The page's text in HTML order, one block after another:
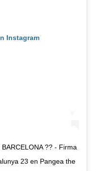
Instagram
?? - Firma
23 en Pangea the